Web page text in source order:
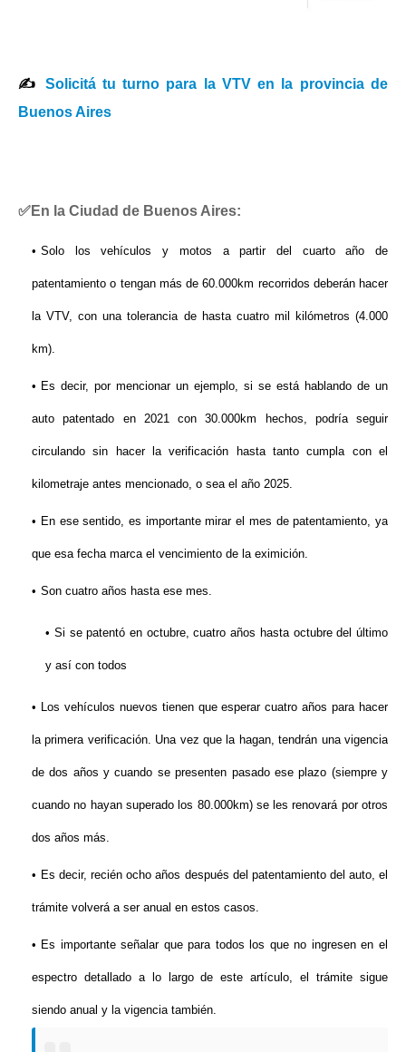
✍ Solicitá tu turno para la VTV en la provincia de
Buenos Aires
✅En la Ciudad de Buenos Aires:
Solo los vehículos y motos a partir del cuarto año de
patentamiento o tengan más de 60.000km recorridos deberán hacer
la VTV, con una tolerancia de hasta cuatro mil kilómetros (4.000
km).
Es decir, por mencionar un ejemplo, si se está hablando de un
auto patentado en 2021 con 30.000km hechos, podría seguir
circulando sin hacer la verificación hasta tanto cumpla con el
kilometraje antes mencionado, o sea el año 2025.
En ese sentido, es importante mirar el mes de patentamiento, ya
que esa fecha marca el vencimiento de la eximición.
Son cuatro años hasta ese mes.
Si se patentó en octubre, cuatro años hasta octubre del último
y así con todos
Los vehículos nuevos tienen que esperar cuatro años para hacer
la primera verificación. Una vez que la hagan, tendrán una vigencia
de dos años y cuando se presenten pasado ese plazo (siempre y
cuando no hayan superado los 80.000km) se les renovará por otros
dos años más.
Es decir, recién ocho años después del patentamiento del auto, el
trámite volverá a ser anual en estos casos.
Es importante señalar que para todos los que no ingresen en el
espectro detallado a lo largo de este artículo, el trámite sigue
siendo anual y la vigencia también.